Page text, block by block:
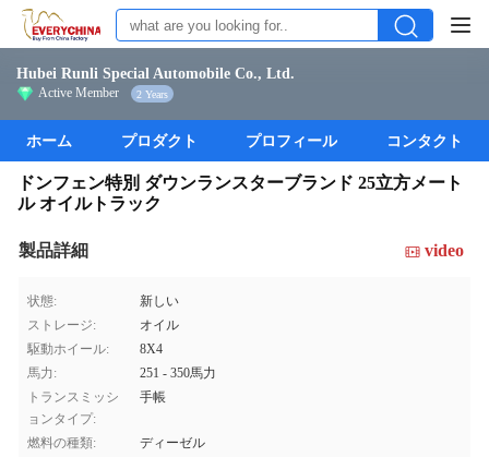
Hubei Runli Special Automobile Co., Ltd.
Active Member 2 Years
ホーム プロダクト プロフィール コンタクト
ドンフェン特別 ダウンランスターブランド 25立方メート
ル オイルトラック
製品詳細 video
状態:
新しい
ストレージ:
オイル
駆動ホイール:
8X4
馬力:
251 - 350馬力
トランスミッシ
ョンタイプ:
手帳
燃料の種類:
ディーゼル